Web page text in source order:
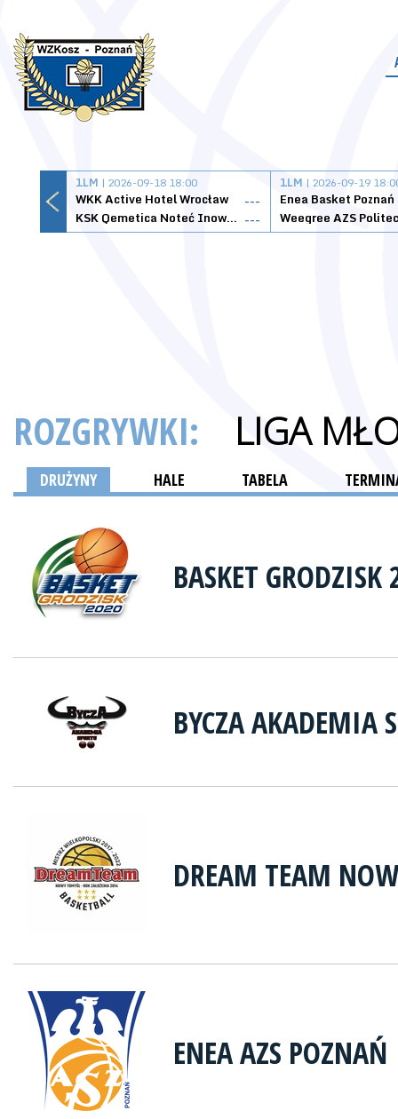
1LM | 2026-09-18 18:00
WKK Active Hotel Wrocław
---
KSK Qemetica Noteć Inowrocław ---
1LM | 2026-09-19
Enea Basket Poznań
ROZGRYWKI: LIGA
DRUŻYNY HALE TABELA
BASKET GRODZISK
BYCZA AKADEMIA
DREAM TEAM
ENEA AZS POZNAŃ